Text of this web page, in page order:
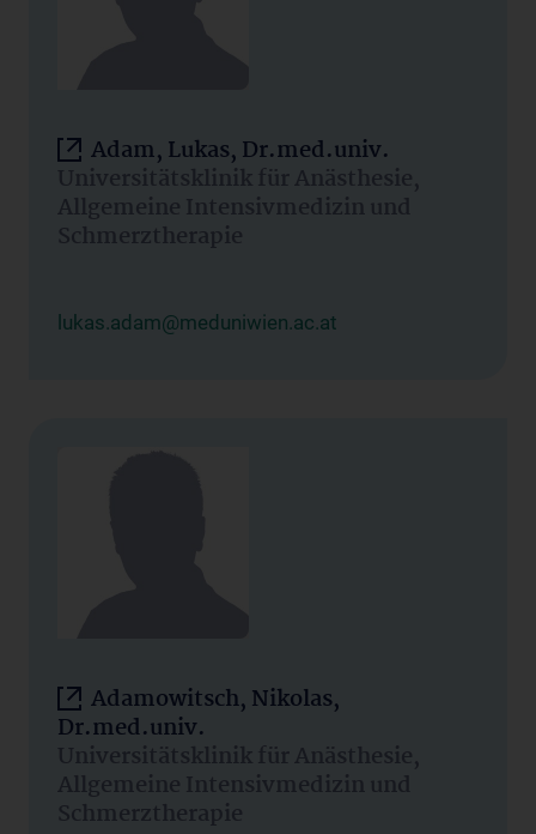
Adam, Lukas, Dr.med.univ.
Universitätsklinik für Anästhesie,
Allgemeine Intensivmedizin und
Schmerztherapie
lukas.adam@meduniwien.ac.at
Adamowitsch, Nikolas,
Dr.med.univ.
Universitätsklinik für Anästhesie,
Allgemeine Intensivmedizin und
Schmerztherapie